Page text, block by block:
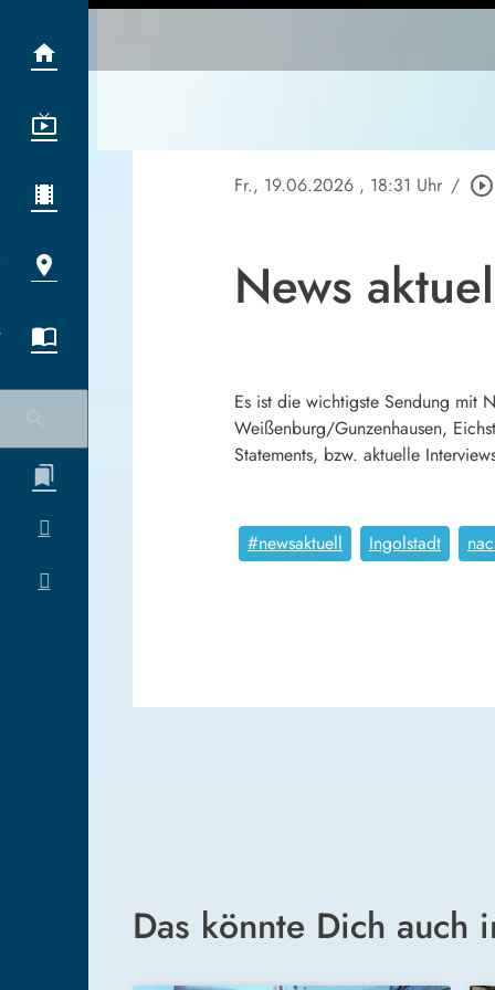
Fr., 19.06.2026 , 18:31 Uhr / play_circle_outline
News
Es ist die wichtigste Sendung mit
Weißenburg/Gunzenhausen,
Statements, bzw. aktuelle
#newsaktuell Ingolstadt
Das könnte Dich auch